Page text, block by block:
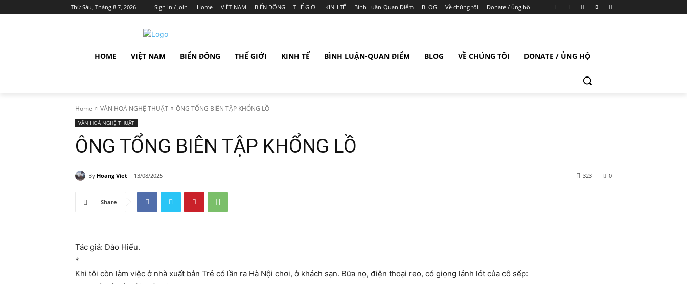
Thứ Sáu, Tháng 8 7, 2026 Sign in / Join Home VIỆT NAM BIỂN ĐÔNG THẾ GIỚI KINH TẾ Bình Luận-Quan Điểm BLOG Về chúng tôi Donate / ủng hộ
HOME VIỆT NAM BIỂN ĐÔNG THẾ GIỚI KINH TẾ BÌNH LUẬN-QUAN ĐIỂM BLOG VỀ CHÚNG TÔI DONATE / ỦNG HỘ
Home VĂN HOÁ NGHỆ THUẬT ÔNG TỔNG BIÊN TẬP KHỔNG LỒ
VĂN HOÁ NGHỆ THUẬT
ÔNG TỔNG BIÊN TẬP KHỔNG LỒ
By Hoang Viet 13/08/2025 0
323
Share
Tác giả: Đào Hiếu.
*
Khi tôi còn làm việc ở nhà xuất bản Trẻ có lần ra Hà Nội chơi, ở khách sạn. Bữa nọ, điện thoại reo, có giọng lảnh lót của cô sếp: